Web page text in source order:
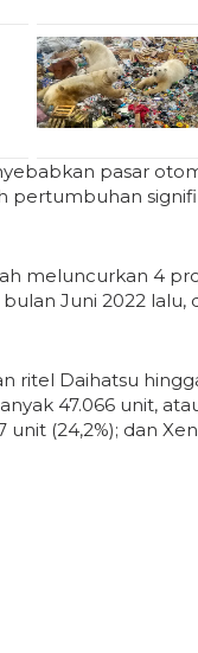
pasar
pertumbuhan
meluncurkan 4
Juni 2022 lalu,
ritel Daihatsu
47.066 unit,
unit (24,2%); dan